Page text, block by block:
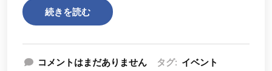
続きを読む
コメントはまだありません タグ: イベント